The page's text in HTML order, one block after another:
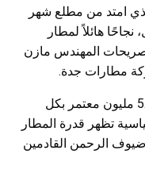
امتد من مطلع شهر
هائلاً لمطار
المهندس مازن
مطارات جدة.
وتمكن المطار من استقبال وتوديع 5.38 مليون معتمر بكل
تظهر قدرة المطار
ضيوف الرحمن القادمين